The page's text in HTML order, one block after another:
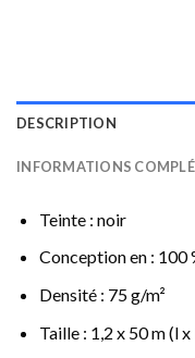
DESCRIPTION
INFORMATIONS
Teinte : noir
Conception en : 100
Densité : 75 g/m²
Taille : 1,2 x 50 m (l x